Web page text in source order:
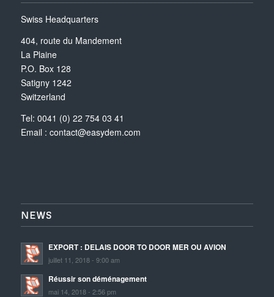
Swiss Headquarters
404, route du Mandement
La Plaine
P.O. Box 128
Satigny 1242
Switzerland
Tel: 0041 (0) 22 754 03 41
Email : contact@easydem.com
NEWS
EXPORT : DELAIS DOOR TO DOOR MER OU AVION
juillet 11, 2018 - 9:00 am
Réussir son déménagement
mai 14, 2018 - 2:56 pm